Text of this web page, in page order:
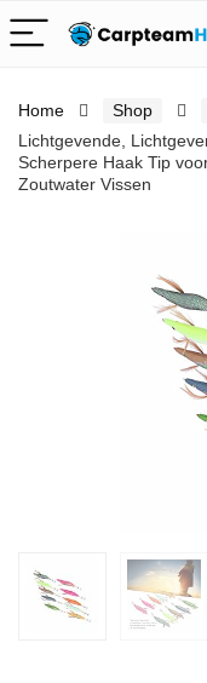
Home Shop
Lichtgevende,
Scherpere Haak Tip
Zoutwater Vissen